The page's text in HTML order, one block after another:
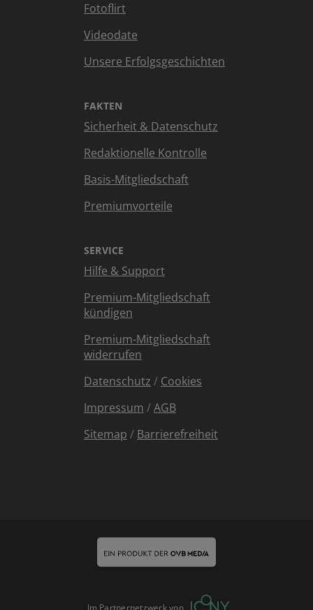
Fotoflirt
Videodate
Unsere Erfolgsgeschichten
FAKTEN
Sicherheit & Datenschutz
Redaktionelle Kontrolle
Basis-Mitgliedschaft
Premiumvorteile
SERVICE
Hilfe & Support
Premium-Mitgliedschaft
kündigen
Premium-Mitgliedschaft
widerrufen
Datenschutz / Cookies
Impressum /AGB
Sitemap / Barrierefreiheit
Im Partnernetzwerk von